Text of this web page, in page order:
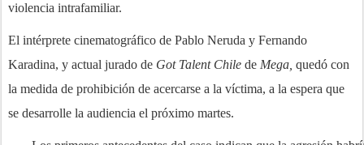
violencia intrafamiliar.
El intérprete cinematográfico de Pablo Neruda y Fernando
Karadina, y actual jurado de Got Talent Chile de Mega, quedó con
la medida de prohibición de acercarse a la víctima, a la espera que
se desarrolle la audiencia el próximo martes.